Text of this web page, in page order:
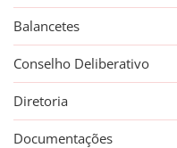
Balancetes
Conselho Deliberativo
Diretoria
Documentações